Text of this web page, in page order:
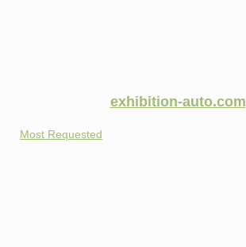
exhibition-auto.com
Most Requested